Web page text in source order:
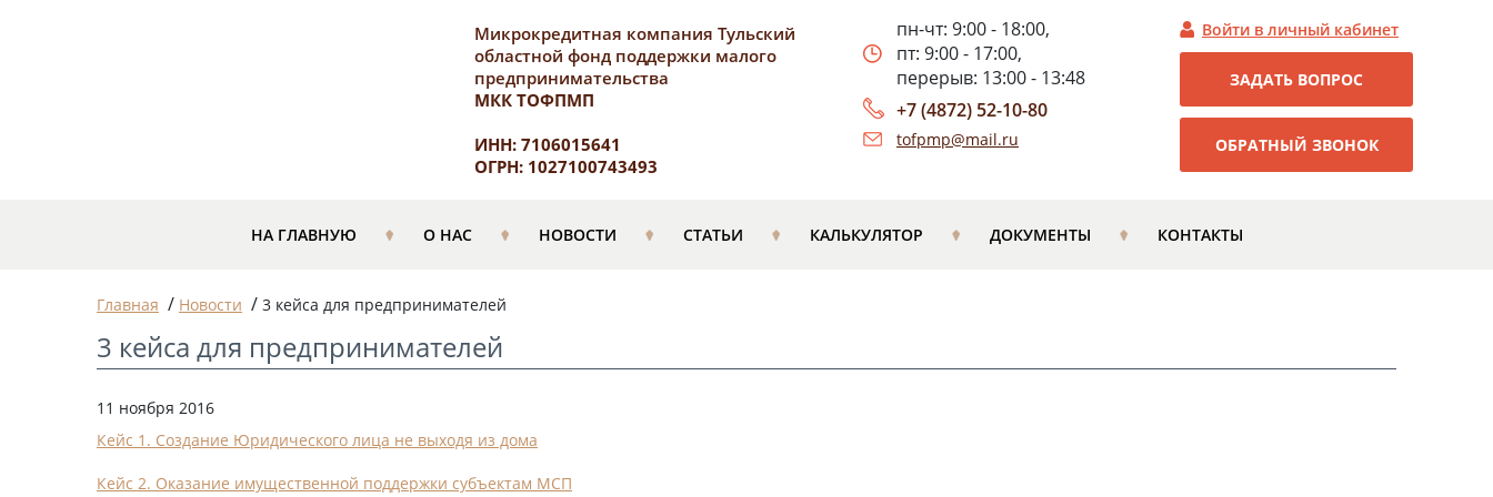
Микрокредитная компания Тульский
областной фонд поддержки малого
предпринимательства
МКК ТОФПМП
ИНН: 7106015641
ОГРН: 1027100743493
пн-чт: 9:00 - 18:00,
пт: 9:00 - 17:00,
перерыв: 13:00 - 13:48
+7 (4872) 52-10-80
tofpmp@mail.ru
Войти в личный кабинет
ЗАДАТЬ ВОПРОС
ОБРАТНЫЙ ЗВОНОК
НА ГЛАВНУЮ О НАС НОВОСТИ СТАТЬИ КАЛЬКУЛЯТОР ДОКУМЕНТЫ КОНТАКТЫ
Главная / Новости / 3 кейса для предпринимателей
3 кейса для предпринимателей
11 ноября 2016
Кейс 1. Создание Юридического лица не выходя из дома
Кейс 2. Оказание имущественной поддержки субъектам МСП